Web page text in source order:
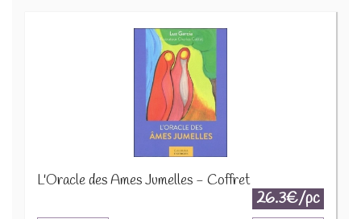
L'Oracle des Ames Jumelles - Coffret
26.3€/pc